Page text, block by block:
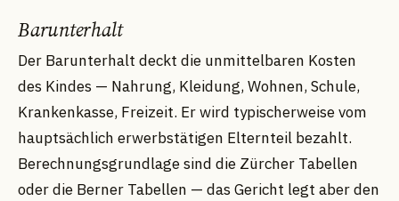
Barunterhalt
Der Barunterhalt deckt die unmittelbaren Kosten
des Kindes — Nahrung, Kleidung, Wohnen, Schule,
Krankenkasse, Freizeit. Er wird typischerweise vom
hauptsächlich erwerbstätigen Elternteil bezahlt.
Berechnungsgrundlage sind die Zürcher Tabellen
oder die Berner Tabellen — das Gericht legt aber den